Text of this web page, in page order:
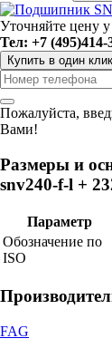
Уточняйте цену
Тел: +7 (495)414-
Купить в один клик
Пожалуйста,
Вами!
Размеры и
snv240-f-l +
Параметр
Обозначение по
ISO
FAG